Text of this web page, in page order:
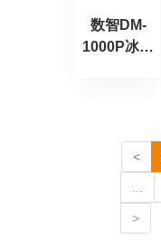
数智DM-
1000P冰山
<
>